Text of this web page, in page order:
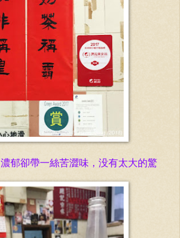
濃郁卻帶一絲苦澀味，没有太大的驚